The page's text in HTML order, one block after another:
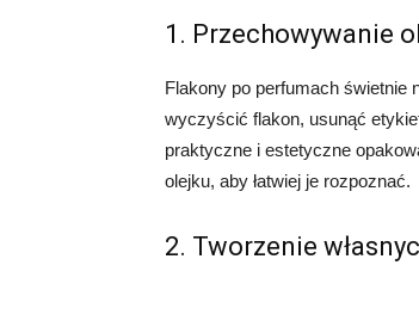
1. Przechowywanie
Flakony po perfumach świetnie
wyczyścić flakon, usunąć
praktyczne i estetyczne
olejku, aby łatwiej je rozpoznać.
2. Tworzenie